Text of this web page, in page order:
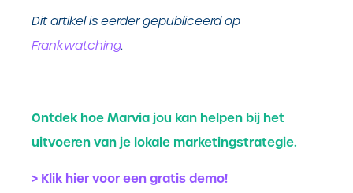
Dit artikel is eerder gepubliceerd op
Frankwatching.
Ontdek hoe Marvia jou kan helpen bij het
uitvoeren van je lokale marketingstrategie.
> Klik hier voor een gratis demo!